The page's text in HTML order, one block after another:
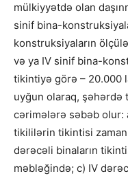
mülkiyyətdə olan
sinif bina-
konstruksiyaların
və ya IV sinif bina-
tikintiyə görə – 20.000
uyğun olaraq, şəhərdə
cərimələrə səbəb olur:
tikililərin tikintisi
dərəcəli binaların
məbləğində; c) IV